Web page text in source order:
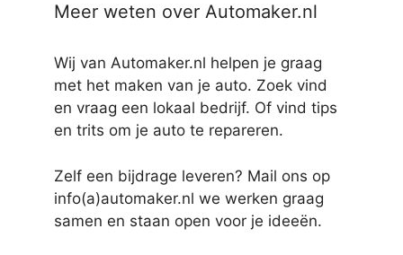
Meer weten over Automaker.nl
Wij van Automaker.nl helpen je graag
met het maken van je auto. Zoek vind
en vraag een lokaal bedrijf. Of vind tips
en trits om je auto te repareren.
Zelf een bijdrage leveren? Mail ons op
info(a)automaker.nl we werken graag
samen en staan open voor je ideeën.